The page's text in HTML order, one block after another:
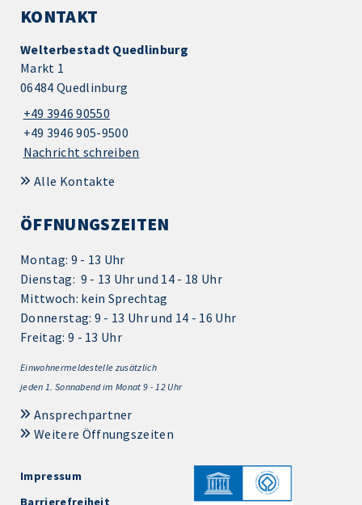
KONTAKT
Welterbestadt Quedlinburg
Markt 1
06484 Quedlinburg
+49 3946 90550
+49 3946 905-9500
Nachricht schreiben
Alle Kontakte
ÖFFNUNGSZEITEN
Montag: 9 - 13 Uhr
Dienstag: 9 - 13 Uhr und 14 - 18 Uhr
Mittwoch: kein Sprechtag
Donnerstag: 9 - 13 Uhr und 14 - 16 Uhr
Freitag: 9 - 13 Uhr
Einwohnermeldestelle zusätzlich
jeden 1. Sonnabend im Monat 9 - 12 Uhr
Ansprechpartner
Weitere Öffnungszeiten
Impressum
Barrierefreiheit